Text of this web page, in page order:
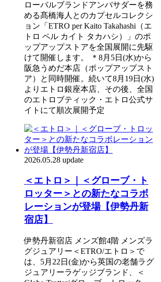
ローバルブランドアンバサダーを務
める髙橋海人とのカプセルコレクシ
ョン「ETRO per Kaito Takahashi（エ
トロ ペル カイト タカハシ）」のポ
ップアップストアを全国展開に先駆
けて開催します。 ＊8月5日(水)から
阪急うめだ本店（ポップアップスト
ア）と同時開催。続いて8月19日(水)
よりエトロ銀座本店、その後、全国
のエトロブティック・エトロ公式サ
イトにて順次展開予定
2026.05.28 update
＜エトロ＞｜＜グローブ・ト
ロッター＞との新たなコラボ
レーションが登場【伊勢丹新
宿店】
伊勢丹新宿店 メンズ館4階 メンズラ
グジュアリー＜ETRO/エトロ＞で
は、5月22日(金)から英国の老舗ラグ
ジュアリーラゲッジブランド、＜